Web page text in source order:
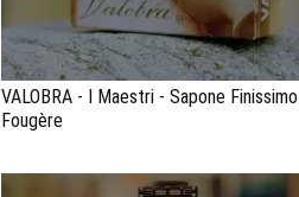
VALOBRA - I Maestri - Sapone Finissimo
Fougère